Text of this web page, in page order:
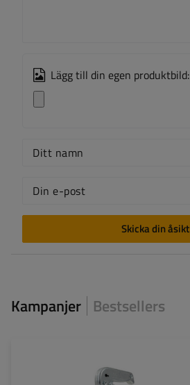
Lägg till din egen produktbild:
Ditt namn
Din e-post
Skicka din åsikt
Kampanjer Bestsellers
35-50 mm